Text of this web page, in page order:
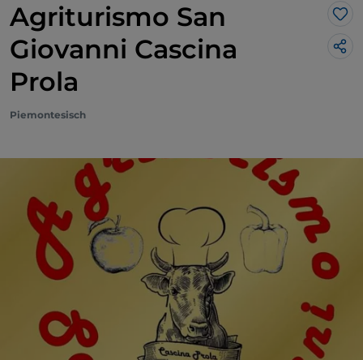
Agriturismo San
Giovanni Cascina
Prola
Piemontesisch